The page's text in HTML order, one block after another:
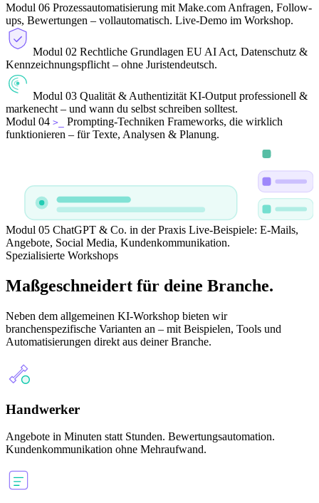
Modul 06 Prozessautomatisierung mit Make.com Anfragen, Follow-
ups, Bewertungen – vollautomatisch. Live-Demo im Workshop.
Modul 02 Rechtliche Grundlagen EU AI Act, Datenschutz &
Kennzeichnungspflicht – ohne Juristendeutsch.
Modul 03 Qualität & Authentizität KI-Output professionell &
markenecht – und wann du selbst schreiben solltest.
Modul 04 >_ Prompting-Techniken Frameworks, die wirklich
funktionieren – für Texte, Analysen & Planung.
Modul 05 ChatGPT & Co. in der Praxis Live-Beispiele: E-Mails,
Angebote, Social Media, Kundenkommunikation.
Spezialisierte Workshops
Maßgeschneidert für deine Branche.
Neben dem allgemeinen KI-Workshop bieten wir
branchenspezifische Varianten an – mit Beispielen, Tools und
Automatisierungen direkt aus deiner Branche.
Handwerker
Angebote in Minuten statt Stunden. Bewertungsautomation.
Kundenkommunikation ohne Mehraufwand.